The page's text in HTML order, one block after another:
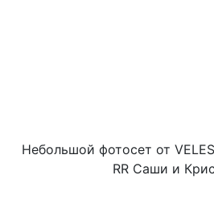
Небольшой фотосет от
RR Саши и